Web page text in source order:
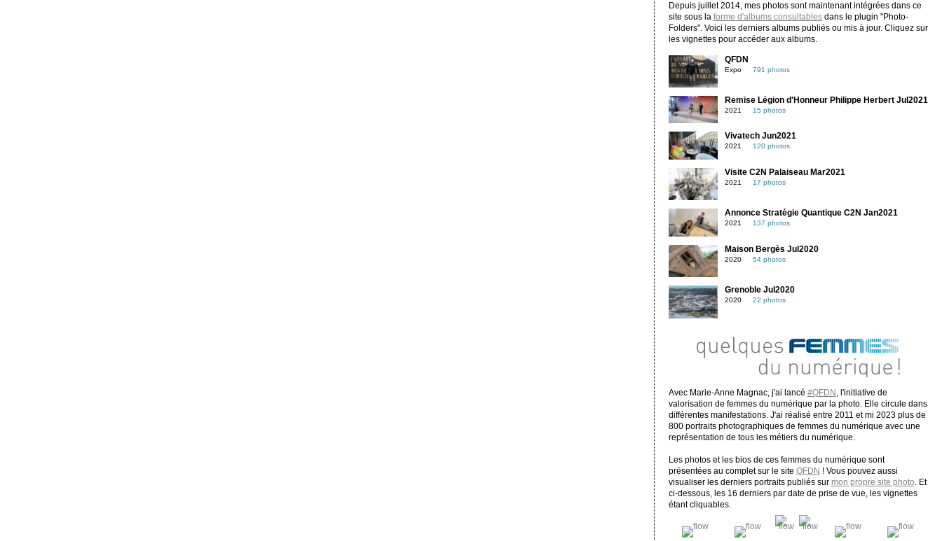
Depuis juillet 2014, mes photos sont maintenant intégrées dans ce
site sous la forme d'albums consultablesdans le plugin "Photo-
Folders". Voici les derniers albums publiés ou mis à jour. Cliquez sur
les vignettes pour accéder aux albums.
QFDN
Expo 791 photos
Remise Légion d'Honneur Philippe Herbert Jul2021
2021 15 photos
Vivatech Jun2021
2021 120 photos
Visite C2N Palaiseau Mar2021
2021 17 photos
Annonce Stratégie Quantique C2N Jan2021
2021 137 photos
Maison Bergès Jul2020
2020 54 photos
Grenoble Jul2020
2020 22 photos
Avec Marie-Anne Magnac, j'ai lancé #QFDN
, l'initiative de
valorisation de femmes du numérique par la photo. Elle circule dans
différentes manifestations. J'ai réalisé entre 2011 et mi 2023 plus de
800 portraits photographiques de femmes du numérique avec une
représentation de tous les métiers du numérique.
Les photos et les bios de ces femmes du numérique sont
présentées au complet sur le site QFDN ! Vous pouvez aussi
visualiser les derniers portraits publiés sur mon propre site photo . Et
ci-dessous, les 16 derniers par date de prise de vue, les vignettes
étant cliquables.